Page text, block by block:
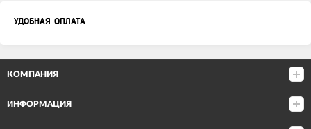
УДОБНАЯ ОПЛАТА
КОМПАНИЯ
ИНФОРМАЦИЯ